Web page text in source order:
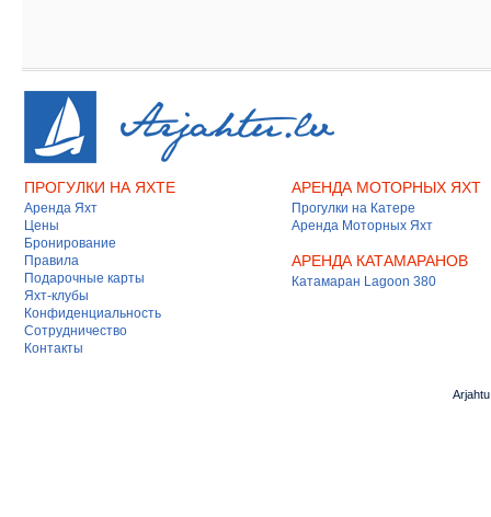
ПРОГУЛКИ НА ЯХТЕ
Аренда Яхт
Цены
Бронирование
Правила
Подарочные карты
Яхт-клубы
Конфиденциальность
Сотрудничество
Контакты
АРЕНДА МОТОРНЫХ ЯХТ
Прогулки на Катере
Аренда Моторных Яхт
АРЕНДА КАТАМАРАНОВ
Катамаран Lagoon 380